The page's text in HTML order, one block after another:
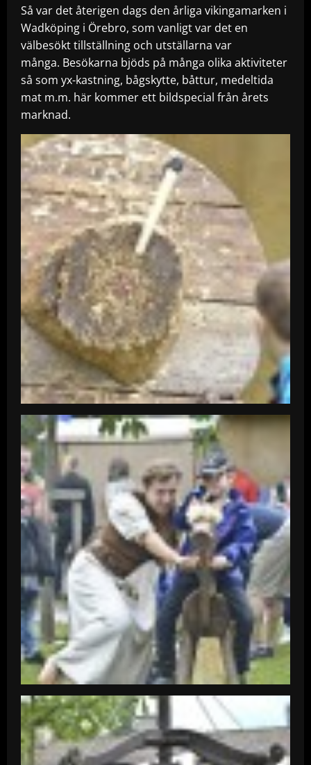
Så var det återigen dags den årliga vikingamarken i
Wadköping i Örebro, som vanligt var det en
välbesökt tillställning och utställarna var
många. Besökarna bjöds på många olika aktiviteter
så som yx-kastning, bågskytte, båttur, medeltida
mat m.m. här kommer ett bildspecial från årets
marknad.